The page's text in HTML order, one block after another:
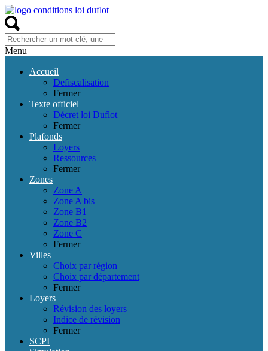
Menu
Accueil
Defiscalisation
Fermer
Texte officiel
Décret loi Duflot
Fermer
Plafonds
Loyers
Ressources
Fermer
Zones
Zone A
Zone A bis
Zone B1
Zone B2
Zone C
Fermer
Villes
Choix par région
Choix par département
Fermer
Loyers
Révision des loyers
Indice de révision
Fermer
SCPI